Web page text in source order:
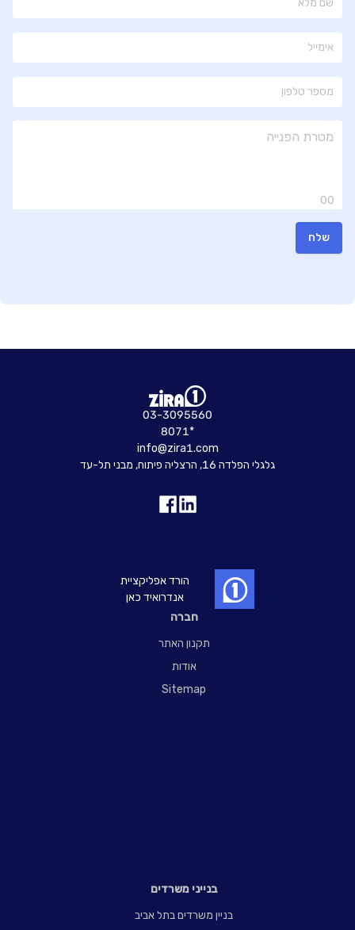
00
שלח
חברה
תקנון האתר
אודות
Sitemap
בנייני משרדים
בניין משרדים בתל אביב
03-3095560
8071*
info@zira1.com
גלגלי הפלדה 16, הרצליה פיתוח, מבני תל-עד
הורד אפליקציית
אנדרואיד כאן